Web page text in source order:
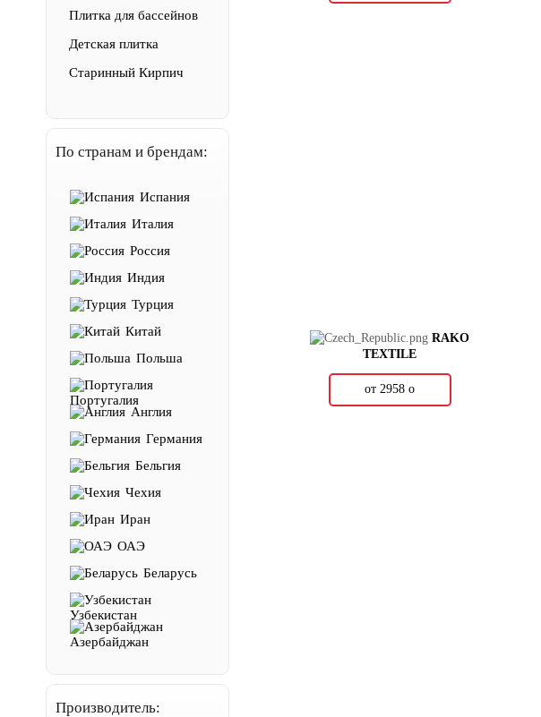
Плитка для бассейнов
Детская плитка
Старинный Кирпич
По странам и брендам:
Испания
Италия
Россия
Индия
Турция
Китай
Польша
Португалия
Англия
Германия
Бельгия
Чехия
Иран
ОАЭ
Беларусь
Узбекистан
Азербайджан
Производитель:
RAKO
TEXTILE
от 2958о